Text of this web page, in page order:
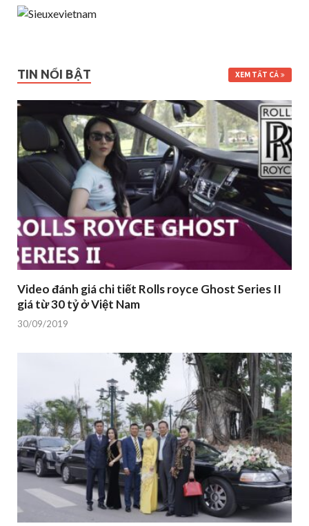
TIN NỔI BẬT XEM TẤT CẢ
Video đánh giá chi tiết Rolls royce Ghost Series II
giá từ 30 tỷ ở Việt Nam
30/09/2019